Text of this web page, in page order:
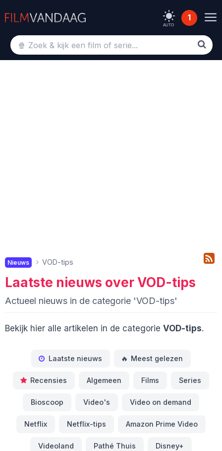
AUTO
1
Nieuws VOD-tips
Laatste nieuws over VOD-tips
Actueel nieuws in de categorie 'VOD-tips'
Bekijk hier alle artikelen in de categorie VOD-tips.
Laatste nieuws 🔥 Meest gelezen
Recensies Algemeen Films Series
Bioscoop Video's Video on demand
Netflix Netflix-tips Amazon Prime Video
Videoland Pathé Thuis Disney+